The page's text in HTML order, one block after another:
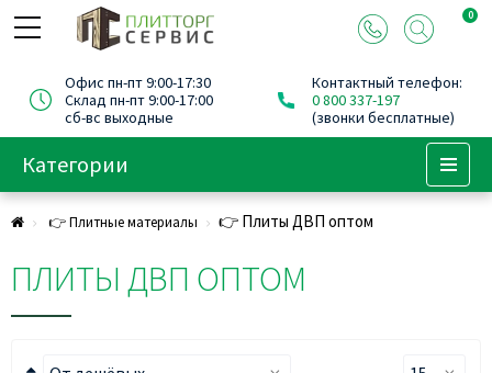
0
Офис пн-пт 9:00-17:30
Склад пн-пт 9:00-17:00
сб-вс выходные
Контактный телефон:
0 800 337-197
(звонки бесплатные)
Категории
👉 Плитные материалы 👉 Плиты ДВП оптом
ПЛИТЫ ДВП ОПТОМ